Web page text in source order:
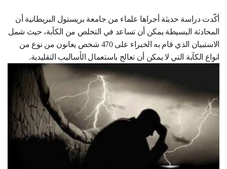
أكّدت دراسة حديثة أجراها علماء من جامعة بريستول البريطانية أن
المحادثة البسيطة يمكن أن تساعد في التخلص من الكآبة، حيث شمل
الاستبيان الذي قام به الخبراء على 470 شخص يعانون من نوع من
انواع الكآبة التي لا يمكن أن تعالج باستعمال الأساليب التقليدية.